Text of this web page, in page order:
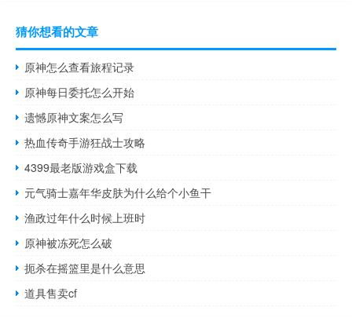
猜你想看的文章
原神怎么查看旅程记录
原神每日委托怎么开始
遗憾原神文案怎么写
热血传奇手游狂战士攻略
4399最老版游戏盒下载
元气骑士嘉年华皮肤为什么给个小鱼干
渔政过年什么时候上班时
原神被冻死怎么破
扼杀在摇篮里是什么意思
道具售卖cf